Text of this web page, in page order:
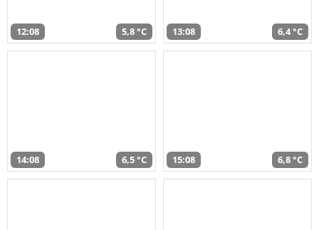
12:08 5,8 °C 13:08 6,4 °C
14:08 6,5 °C 15:08 6,8 °C